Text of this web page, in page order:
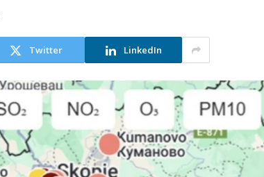
Twitter LinkedIn